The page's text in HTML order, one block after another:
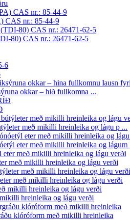
CAS nr.: 85-44-9
80) CAS nr.: 26471-62-5
okkar – hið fullkomna ...
með mikilli hreinleika og lágu p ...
eter með mikilli hreinleika og lágum
með mikilli hreinleika og lágu verði
með mikilli hreinleika og lágu verði
hreinleika og lágu verði
klóróform með mikilli hreinleika